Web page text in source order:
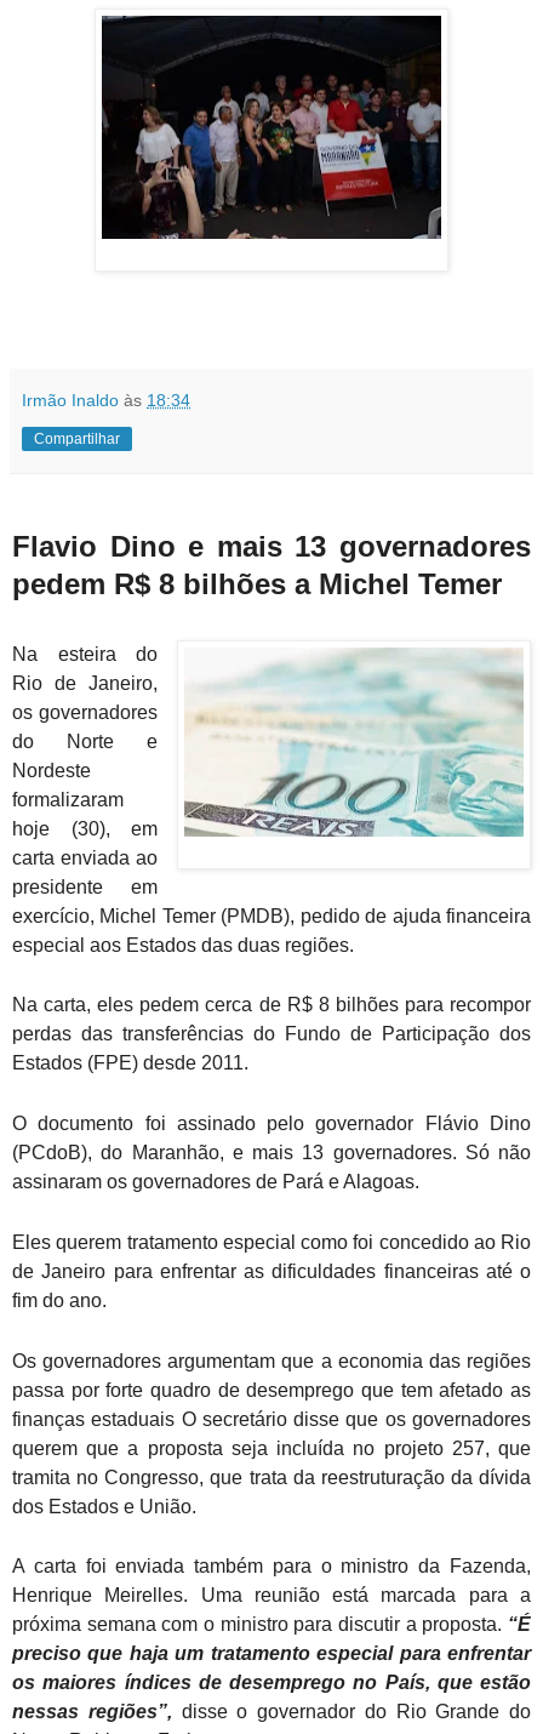
Irmão Inaldo às 18:34
Compartilhar
Flavio Dino e mais 13 governadores
pedem R$ 8 bilhões a Michel Temer
Na esteira do
Rio de Janeiro,
os governadores
do Norte e
Nordeste
formalizaram
hoje (30), em
carta enviada ao
presidente em
exercício, Michel Temer (PMDB), pedido de ajuda financeira
especial aos Estados das duas regiões.
Na carta, eles pedem cerca de R$ 8 bilhões para recompor
perdas das transferências do Fundo de Participação dos
Estados (FPE) desde 2011.
O documento foi assinado pelo governador Flávio Dino
(PCdoB), do Maranhão, e mais 13 governadores. Só não
assinaram os governadores de Pará e Alagoas.
Eles querem tratamento especial como foi concedido ao Rio
de Janeiro para enfrentar as dificuldades financeiras até o
fim do ano.
Os governadores argumentam que a economia das regiões
passa por forte quadro de desemprego que tem afetado as
finanças estaduais O secretário disse que os governadores
querem que a proposta seja incluída no projeto 257, que
tramita no Congresso, que trata da reestruturação da dívida
dos Estados e União.
A carta foi enviada também para o ministro da Fazenda,
Henrique Meirelles. Uma reunião está marcada para a
próxima semana com o ministro para discutir a proposta. “É
preciso que haja um tratamento especial para enfrentar
os maiores índices de desemprego no País, que estão
nessas regiões”, disse o governador do Rio Grande do